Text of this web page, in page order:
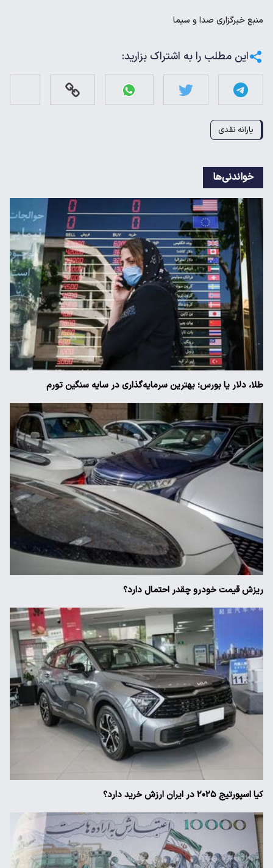
منبعخبرگزاری صدا و سیما
این مطلب را به اشتراک بزارید:
یارانه نقدی
خواندنی‌ها
طلا، دلار یا بورس؛ بهترین سرمایه‌گذاری در سایه سنگین تورم
ریزش قیمت خودرو چقدر احتمال دارد؟
کیا اسپورتیج ۲۰۲۵ در ایران ارزش خرید دارد؟